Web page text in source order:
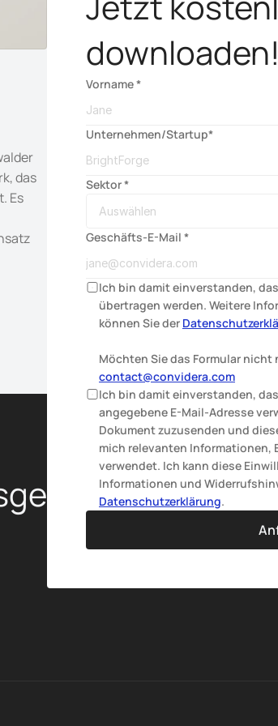
das
Es
downloaden!
Vorname *
Unternehmen/Startup*
Sektor *
Geschäfts-E-Mail *
Ich bin damit einverstanden,
übertragen werden. Weitere
können Sie der
contact@convidera.com
Ich bin damit einverstanden,
angegebene E-Mail-Adresse
Dokument zuzusenden und
mich relevanten
verwendet. Ich kann diese
Informationen und
Datenschutzerklärung.